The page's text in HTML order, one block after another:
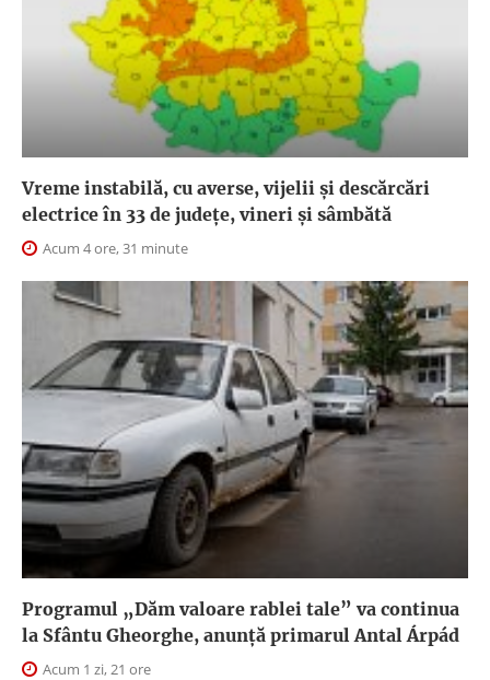
Vreme instabilă, cu averse, vijelii și descărcări
electrice în 33 de județe, vineri și sâmbătă
Acum 4 ore, 31 minute
Programul „Dăm valoare rablei tale” va continua
la Sfântu Gheorghe, anunţă primarul Antal Árpád
Acum 1 zi, 21 ore